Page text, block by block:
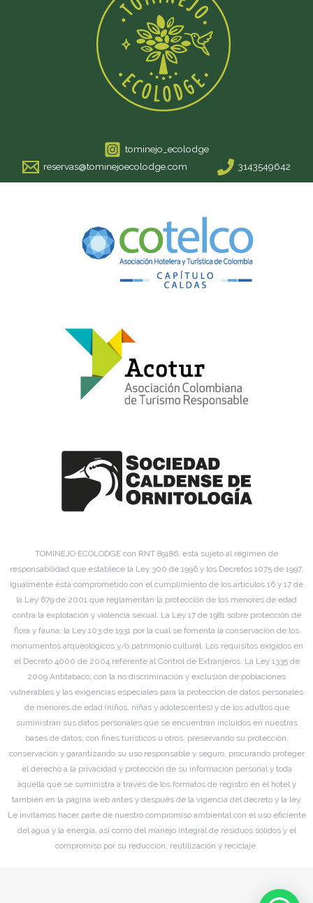
tominejo_ecolodge
reservas@tominejoecolodge.com
3143549642
TOMINEJO ECOLODGE con RNT 89186, está sujeto al régimen de
responsabilidad que establece la Ley 300 de 1996 y los Decretos 1075 de 1997.
Igualmente está comprometido con el cumplimiento de los artículos 16 y 17 de
la Ley 679 de 2001 que reglamentan la protección de los menores de edad
contra la explotación y violencia sexual. La Ley 17 de 1981 sobre protección de
flora y fauna; la Ley 103 de 1931 por la cual se fomenta la conservación de los
monumentos arqueológicos y/o patrimonio cultural. Los requisitos exigidos en
el Decreto 4000 de 2004 referente al Control de Extranjeros. La Ley 1335 de
2009 Antitabaco; con la no discriminación y exclusión de poblaciones
vulnerables y las exigencias especiales para la protección de datos personales
de menores de edad (niños, niñas y adolescentes) y de los adultos que
suministran sus datos personales que se encuentran incluidos en nuestras
bases de datos, con fines turísticos u otros, preservando su protección,
conservación y garantizando su uso responsable y seguro, procurando proteger
el derecho a la privacidad y protección de su información personal y toda
aquella que se suministra a través de los formatos de registro en el hotel y
también en la página web antes y después de la vigencia del decreto y la ley.
Le invitamos hacer parte de nuestro compromiso ambiental con el uso eficiente
del agua y la energía, así como del manejo integral de residuos sólidos y el
compromiso por su reducción, reutilización y reciclaje.